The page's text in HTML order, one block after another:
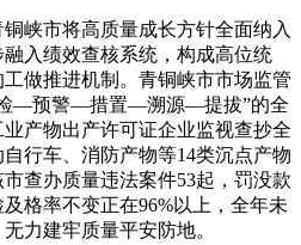
市将高质量成长方针全面纳入
入绩效查核系统，构成高位统
做推进机制。青铜峡市市场监管
检—预警—措置—溯源—提拔”的全
产物出产许可证企业监视查抄全
行车、消防产物等14类沉点产物
查办质量违法案件53起，罚没款
格率不变正在96%以上，全年未
力建牢质量平安防地。